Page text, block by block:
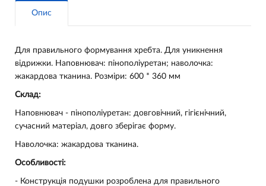
Опис
Для правильного формування хребта. Для уникнення
відрижки. Наповнювач: пінополіуретан; наволочка:
жакардова тканина. Розміри: 600 * 360 мм
Склад:
Наповнювач - пінополіуретан: довговічний, гігієнічний,
сучасний матеріал, довго зберігає форму.
Наволочка: жакардова тканина.
Особливості:
- Конструкція подушки розроблена для правильного